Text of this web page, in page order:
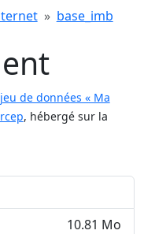
base_imb
jeu de données « Ma
, hébergé sur la
10.81 Mo